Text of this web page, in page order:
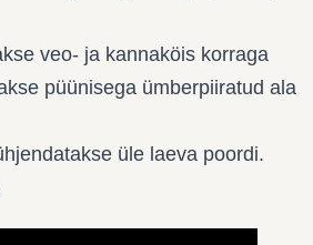
veo- ja kannaköis korraga
püünisega ümberpiiratud ala
üle laeva poordi.